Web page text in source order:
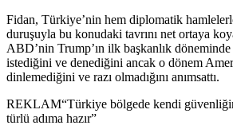
Fidan, Türkiye’nin hem diplomatik
duruşuyla bu konudaki tavrını net ortaya
ABD’nin Trump’ın ilk başkanlık
istediğini ve denediğini ancak o dönem
dinlemediğini ve razı olmadığını anımsattı.
REKLAM“Türkiye bölgede kendi
türlü adıma hazır”